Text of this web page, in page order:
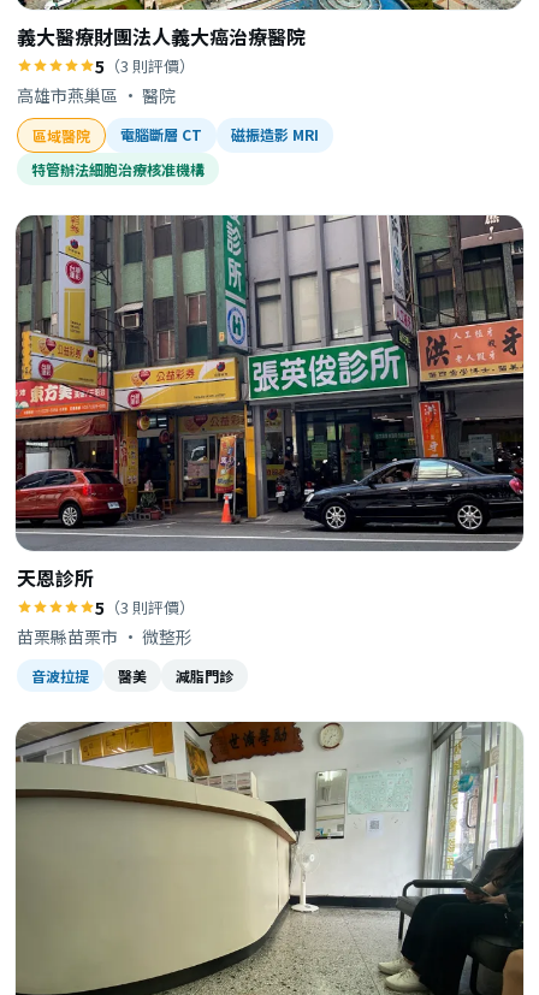
義大醫療財團法人義大癌治療醫院
5 （3 則評價）
高雄市燕巢區 · 醫院
區域醫院 電腦斷層 CT
磁振造影 MRI
特管辦法細胞治療核准機構
天恩診所
5 （3 則評價）
苗栗縣苗栗市 · 微整形
音波拉提 醫美 減脂門診